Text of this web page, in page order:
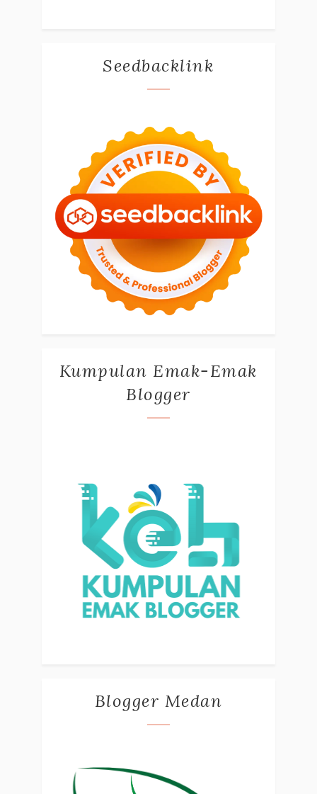
Seedbacklink
Kumpulan Emak-Emak
Blogger
Blogger Medan